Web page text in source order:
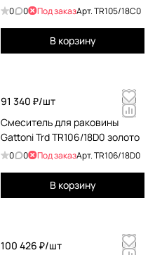
0 0 Под заказАрт.TR105/18C0
В корзину
91 340 ₽/шт
Смеситель для раковины
Gattoni Trd TR106/18D0 золото
0 0 Под заказАрт.TR106/18D0
В корзину
100 426 ₽/шт